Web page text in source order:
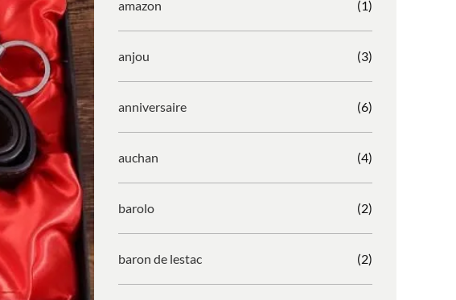
amazon (1)
anjou (3)
anniversaire (6)
auchan (4)
barolo (2)
baron de lestac (2)